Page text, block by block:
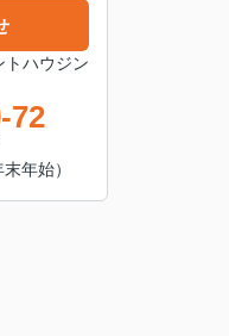
トハウジン
72
年始）